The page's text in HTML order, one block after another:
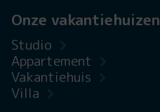
Onze vakantiehuizen
Studio
Appartement
Vakantiehuis
Villa